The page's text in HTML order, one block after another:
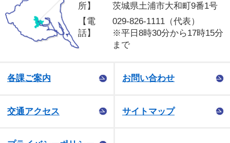
所】
茨城県土浦市大和町9番1号
【電
話】
029-826-1111（代表）
※平日8時30分から17時15分
まで
各課ご案内 お問い合わせ
交通アクセス サイトマップ